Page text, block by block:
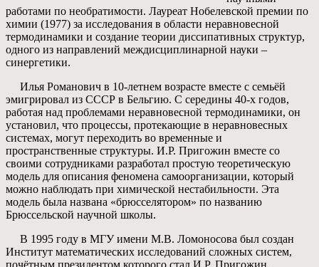
работами по необратимости. Лауреат Нобелевской премии по
химии (1977) за исследования в области неравновесной
термодинамики и создание теории диссипативных структур,
одного из направлений междисциплинарной науки –
синергетики.
Илья Романович в 10-летнем возрасте вместе с семьёй
эмигрировал из СССР в Бельгию. С середины 40-х годов,
работая над проблемами неравновесной термодинамики, он
установил, что процессы, протекающие в неравновесных
системах, могут переходить во временные и
пространственные структуры. И.Р. Пригожин вместе со
своими сотрудниками разработал простую теоретическую
модель для описания феномена самоорганизации, который
можно наблюдать при химической нестабильности. Эта
модель была названа «брюсселятором» по названию
Брюссельской научной школы.
В 1995 году в МГУ имени М.В. Ломоносова был создан
Институт математических исследований сложных систем,